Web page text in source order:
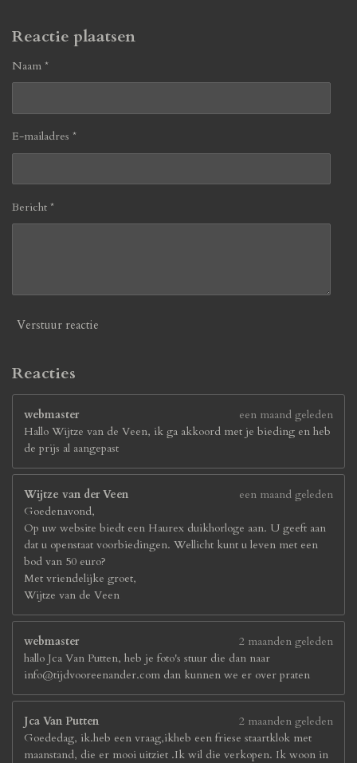
Reactie plaatsen
Naam *
E-mailadres *
Bericht *
Verstuur reactie
Reacties
webmaster
een maand geleden
Hallo Wijtze van de Veen, ik ga akkoord met je bieding en heb
de prijs al aangepast
Wijtze van der Veen
een maand geleden
Goedenavond,
Op uw website biedt een Haurex duikhorloge aan. U geeft aan
dat u openstaat voorbiedingen. Wellicht kunt u leven met een
bod van 50 euro?
Met vriendelijke groet,
Wijtze van de Veen
webmaster
2 maanden geleden
hallo Jca Van Putten, heb je foto's stuur die dan naar
info@tijdvooreenander.com dan kunnen we er over praten
Jca Van Putten
2 maanden geleden
Goededag, ik.heb een vraag,ikheb een friese staartklok met
maanstand, die er mooi uitziet .Ik wil die verkopen. Ik woon in